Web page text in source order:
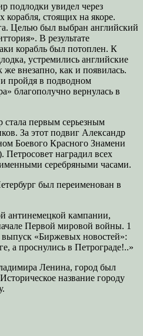
подлодки увидел через
корабля, стоящих на якоре.
Целью был выбран английский
В результате
корабль был потоплен. К
устремились английские
же внезапно, как и появилась.
пройдя в подводном
благополучно вернулась в
стала первым серьезным
За этот подвиг Александр
Боевого Красного Знамени
наградил всех
серебряными часами.
был переименован в
антинемецкой кампании,
Первой мировой войны. 1
«Биржевых новостей»:
а проснулись в Петрограде!..»
Ленина, город был
название городу